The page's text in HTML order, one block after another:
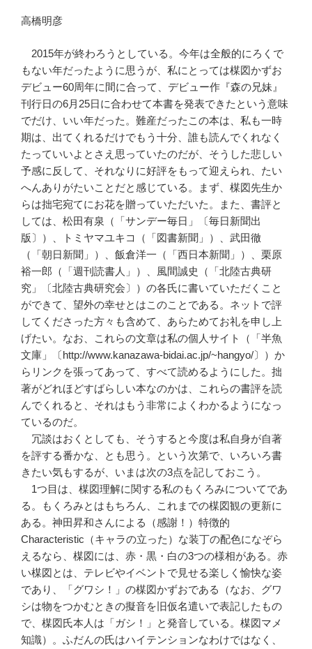
高橋明彦
2015年が終わろうとしている。今年は全般的にろくで
もない年だったように思うが、私にとっては楳図かずお
デビュー60周年に間に合って、デビュー作『森の兄妹』
刊行日の6月25日に合わせて本書を発表できたという意味
でだけ、いい年だった。難産だったこの本は、私も一時
期は、出てくれるだけでもう十分、誰も読んでくれなく
たっていいよとさえ思っていたのだが、そうした悲しい
予感に反して、それなりに好評をもって迎えられ、たい
へんありがたいことだと感じている。まず、楳図先生か
らは拙宅宛てにお花を贈っていただいた。また、書評と
しては、松田有泉（「サンデー毎日」〔毎日新聞出
版〕）、トミヤマユキコ（「図書新聞」）、武田徹
（「朝日新聞」）、飯倉洋一（「西日本新聞」）、栗原
裕一郎（「週刊読書人」）、風間誠史（「北陸古典研
究」〔北陸古典研究会〕）の各氏に書いていただくこと
ができて、望外の幸せとはこのことである。ネットで評
してくださった方々も含めて、あらためてお礼を申し上
げたい。なお、これらの文章は私の個人サイト（「半魚
文庫」〔http://www.kanazawa-bidai.ac.jp/~hangyo/〕）か
らリンクを張ってあって、すべて読めるようにした。拙
著がどれほどすばらしい本なのかは、これらの書評を読
んでくれると、それはもう非常によくわかるようになっ
ているのだ。
冗談はおくとしても、そうすると今度は私自身が自著
を評する番かな、とも思う。という次第で、いろいろ書
きたい気もするが、いまは次の3点を記しておこう。
1つ目は、楳図理解に関する私のもくろみについてであ
る。もくろみとはもちろん、これまでの楳図観の更新に
ある。神田昇和さんによる（感謝！）特徴的
Characteristic（キャラの立った）な装丁の配色になぞら
えるなら、楳図には、赤・黒・白の3つの様相がある。赤
い楳図とは、テレビやイベントで見せる楽しく愉快な姿
であり、「グワシ！」の楳図かずおである（なお、グワ
シは物をつかむときの擬音を旧仮名遣いで表記したもの
で、楳図氏本人は「ガシ！」と発音している。楳図マメ
知識）。ふだんの氏はハイテンションなわけではなく、